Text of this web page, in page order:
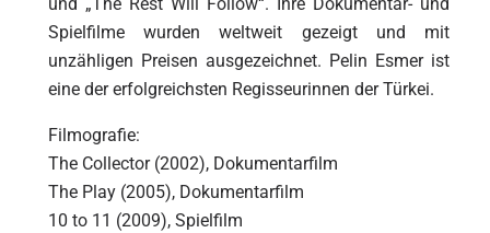
Spielfilme wurden weltweit gezeigt und mit
unzähligen Preisen ausgezeichnet. Pelin Esmer ist
eine der erfolgreichsten Regisseurinnen der Türkei.
Filmografie:
The Collector (2002), Dokumentarfilm
The Play (2005), Dokumentarfilm
10 to 11 (2009), Spielfilm